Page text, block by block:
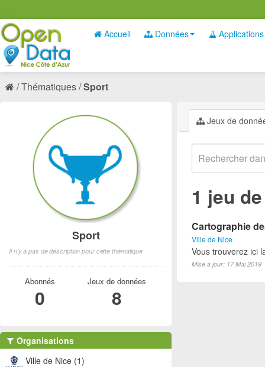
Accueil Données Applications
Thématiques Sport
Jeux de
1 jeu
Cartographie
Ville de Nice
Vous trouverez ici
Mise à jour: 17 Mai 2019
Sport
Il n'y a pas de description pour cette thématique
Abonnés
0
Jeux de données
8
Organisations
Ville de Nice (1)